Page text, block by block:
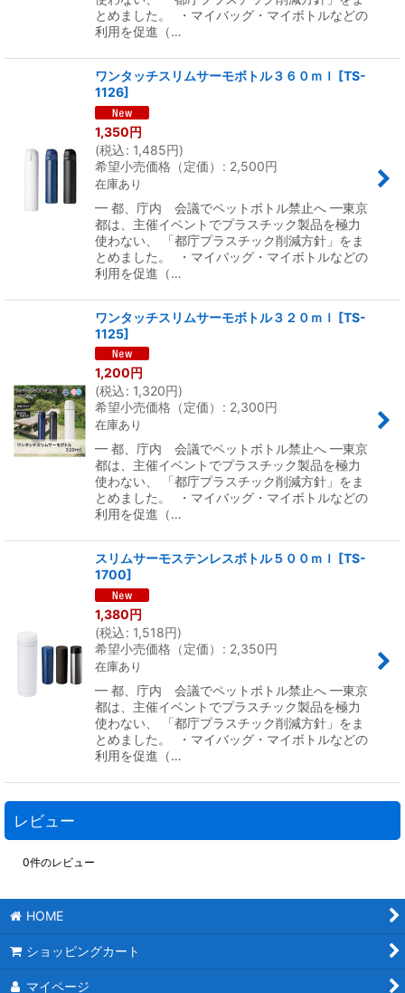
とめました。 ・マイバッグ・マイボトルなどの
利用を促進（…
ワンタッチスリムサーモボトル３６０ｍｌ [TS-
1126]
1,350円
(税込: 1,485円)
希望小売価格（定価）
: 2,500円
在庫あり
━ 都、庁内 会議でペットボトル禁止へ ━東京
都は、主催イベントでプラスチック製品を極力
使わない、 「都庁プラスチック削減方針」をま
とめました。 ・マイバッグ・マイボトルなどの
利用を促進（…
ワンタッチスリムサーモボトル３２０ｍｌ [TS-
1125]
1,200 円
(税込: 1,320円)
希望小売価格（定価）
: 2,300円
在庫あり
━ 都、庁内 会議でペットボトル禁止へ ━東京
都は、主催イベントでプラスチック製品を極力
使わない、 「都庁プラスチック削減方針」をま
とめました。 ・マイバッグ・マイボトルなどの
利用を促進（…
スリムサーモステンレスボトル５００ｍｌ [TS-
1700]
1,380円
(税込: 1,518円)
希望小売価格（定価）
: 2,350円
在庫あり
━ 都、庁内 会議でペットボトル禁止へ ━東京
都は、主催イベントでプラスチック製品を極力
使わない、 「都庁プラスチック削減方針」をま
とめました。 ・マイバッグ・マイボトルなどの
利用を促進（…
レビュー
0件のレビュー
HOME
ショッピングカート
マイページ